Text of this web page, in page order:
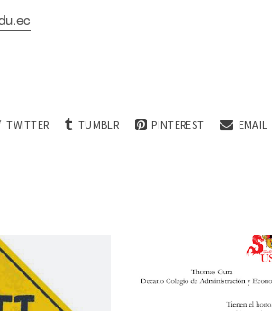
TWITTER TUMBLR PINTEREST EMAIL